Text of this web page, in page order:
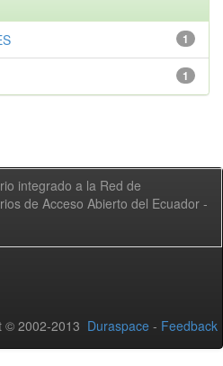
1
1
integrado a la Red de
de Acceso Abierto del Ecuador -
© 2002-2013 Duraspace - Feedback